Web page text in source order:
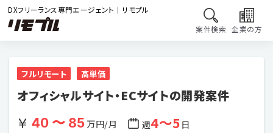
DXフリーランス専門エージェント｜リモプル
案件検索 企業の方
フルリモート 高単価
オフィシャルサイト・ECサイトの開発案件
40 〜 85万円/月 週4〜5日